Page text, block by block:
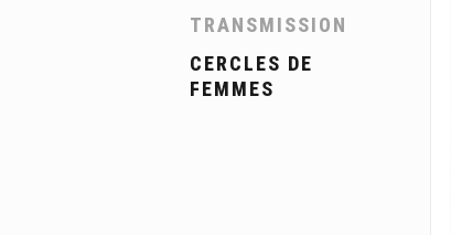
TRANSMISSION
CERCLES DE
FEMMES